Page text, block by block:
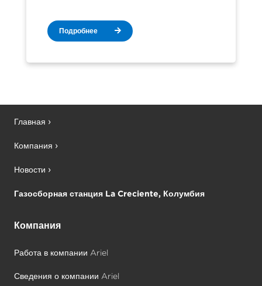
Подробнее
Главная
Компания
Новости
Газосборная станция La Creciente, Колумбия
Компания
Работа в компании Ariel
Сведения о компании Ariel